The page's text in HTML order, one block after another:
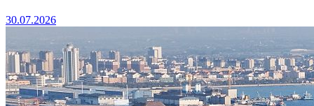
30.07.2026